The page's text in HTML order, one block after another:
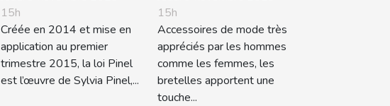
15h
Créée en 2014 et mise en
application au premier
trimestre 2015, la loi Pinel
est l’œuvre de Sylvia Pinel,...
15h
Accessoires de mode très
appréciés par les hommes
comme les femmes, les
bretelles apportent une
touche...